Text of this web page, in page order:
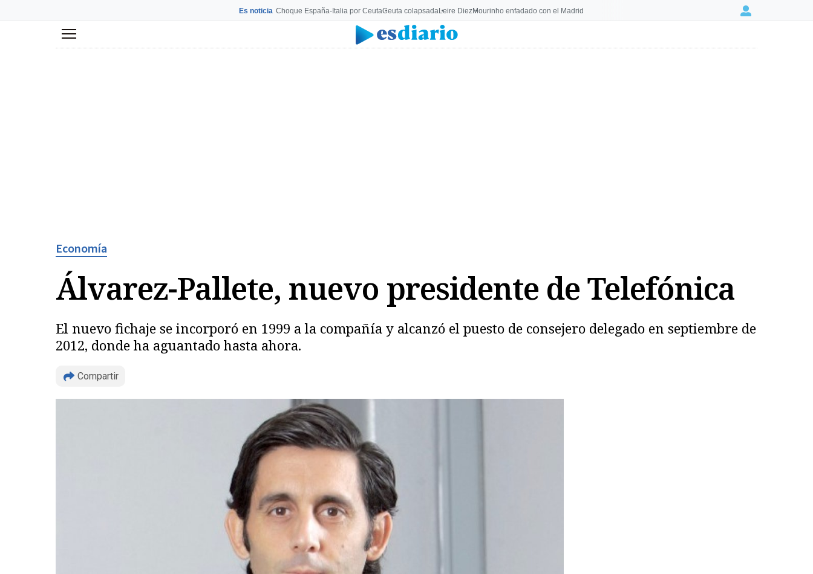
Es noticia Choque España-Italia por CeutaCeuta colapsadaLeire DiezMourinho enfadado con el Madrid Login
Menú
Economía
Álvarez-Pallete, nuevo presidente de Telefónica
El nuevo fichaje se incorporó en 1999 a la compañía y alcanzó el puesto de consejero delegado en septiembre de
2012, donde ha aguantado hasta ahora.
Compartir